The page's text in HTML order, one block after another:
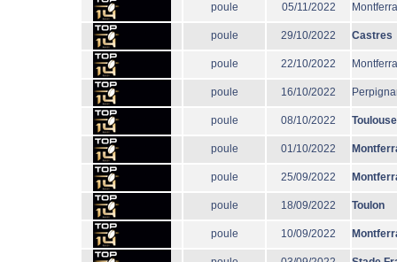
poule 05/11/2022
poule 29/10/2022 Castres
poule 22/10/2022
poule 16/10/2022
poule 08/10/2022 Toulouse
poule 01/10/2022
poule 25/09/2022
poule 18/09/2022 Toulon
poule 10/09/2022